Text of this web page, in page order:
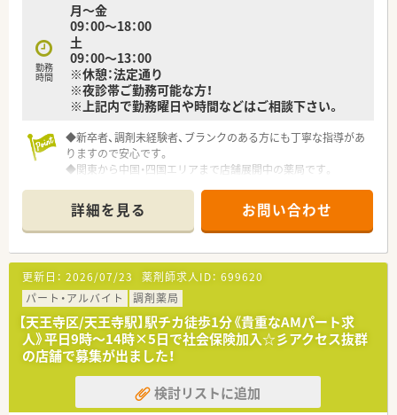
勤務
時間
月～金
09：00～18：00
土
09：00～13：00
※休憩：法定通り
※夜診帯ご勤務可能な方！
※上記内で勤務曜日や時間などはご相談下さい。
◆新卒者、調剤未経験者、ブランクのある方にも丁寧な指導があ
りますので安心です。
◆関東から中国・四国エリアまで店舗展開中の薬局です。
に尽力しています。
◆疾患別医薬品勉強会など各種勉強会、資格取得への支援など、
教育面からもしっかりサポートしてくれます。
◆独自のeラーニングや海外研修など、多彩な研修があります。
詳細を見る お問い合わせ
更新日： 2026/07/23 薬剤師求人ID： 699620
パート・アルバイト
調剤薬局
【天王寺区/天王寺駅】駅チカ徒歩1分《貴重なAMパート求
人》平日9時～14時×5日で社会保険加入☆彡アクセス抜群
の店舗で募集が出ました！
検討リストに追加